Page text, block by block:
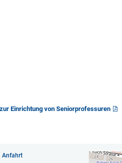
Einrichtung von Seniorprofessuren
Anfahrt